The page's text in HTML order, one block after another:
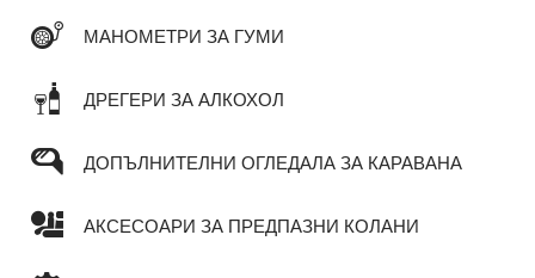
МАНОМЕТРИ ЗА ГУМИ
ДРЕГЕРИ ЗА АЛКОХОЛ
ДОПЪЛНИТЕЛНИ ОГЛЕДАЛА ЗА КАРАВАНА
АКСЕСОАРИ ЗА ПРЕДПАЗНИ КОЛАНИ